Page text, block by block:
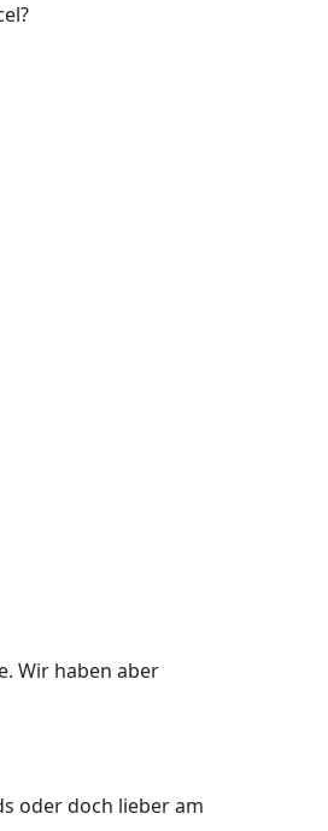
Wir haben aber
oder doch lieber am